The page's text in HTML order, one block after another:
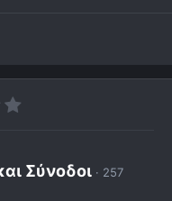
Σύνοδοι · 257